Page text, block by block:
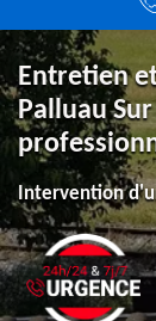
Entretien
Palluau
Intervention